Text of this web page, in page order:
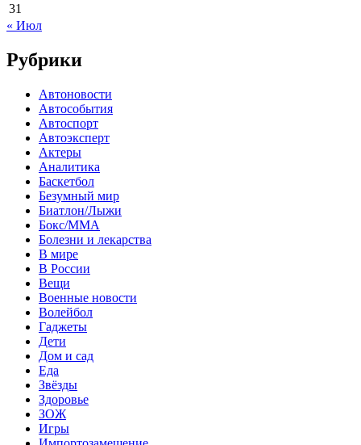
31
« Июл
Рубрики
Автоновости
Автособытия
Автоспорт
Автоэксперт
Актеры
Аналитика
Баскетбол
Безумный мир
Биатлон/Лыжи
Бокс/MMA
Болезни и лекарства
В мире
В России
Вещи
Военные новости
Волейбол
Гаджеты
Дети
Дом и сад
Еда
Звёзды
Здоровье
ЗОЖ
Игры